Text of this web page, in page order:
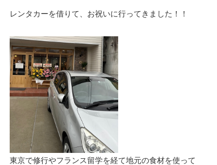
レンタカーを借りて、お祝いに行ってきました！！
東京で修行やフランス留学を経て地元の食材を使って